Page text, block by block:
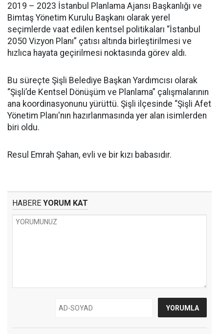
2019 – 2023 İstanbul Planlama Ajansı Başkanlığı ve
Bimtaş Yönetim Kurulu Başkanı olarak yerel
seçimlerde vaat edilen kentsel politikaları “İstanbul
2050 Vizyon Planı” çatısı altında birleştirilmesi ve
hızlıca hayata geçirilmesi noktasında görev aldı.
Bu süreçte Şişli Belediye Başkan Yardımcısı olarak
“Şişli’de Kentsel Dönüşüm ve Planlama” çalışmalarının
ana koordinasyonunu yürüttü. Şişli ilçesinde “Şişli Afet
Yönetim Planı'nın hazırlanmasında yer alan isimlerden
biri oldu.
Resul Emrah Şahan, evli ve bir kızı babasıdır.
HABERE YORUM KAT